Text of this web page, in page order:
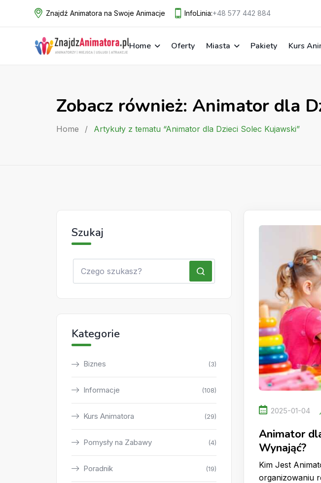
Znajdź Animatora na Swoje Animacje InfoLinia:+48 577 442 884
Home Oferty Miasta Pakiety Kurs
Zobacz również: Animator dla
Home / Artykuły z tematu “Animator dla Dzieci Solec Kujawski”
2025-01-04
Animator
Wynająć?
Kim Jest
organizowaniu
Szukaj
Kategorie
Biznes (3)
Informacje (108)
Kurs Animatora (29)
Pomysły na Zabawy (4)
Poradnik (19)